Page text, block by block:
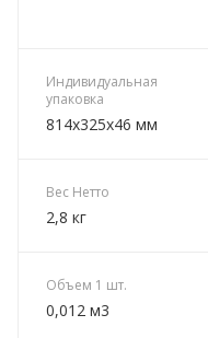
Индивидуальная
упаковка
814х325х46 мм
Вес Нетто
2,8 кг
Объем 1 шт.
0,012 м3